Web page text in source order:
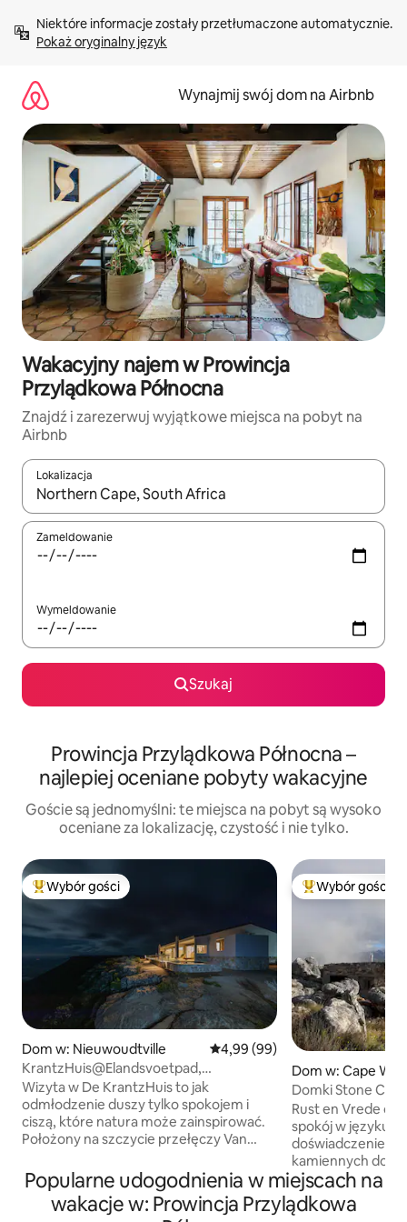
treści Pokaż oryginalny język
Wynajmij swój dom na Airbnb
Wakacyjny najem w Prowincja
Przylądkowa Północna
Znajdź i zarezerwuj wyjątkowe miejsca na pobyt na
Airbnb
Lokalizacja
Gdy wyniki będą dostępne, możesz poruszać się po nich za
Zameldowanie
Wymeldowanie
Szukaj
Prowincja Przylądkowa Północna –
najlepiej oceniane pobyty wakacyjne
Goście są jednomyślni: te miejsca na pobyt są wysoko
oceniane za lokalizację, czystość i nie tylko.
Najpopularniejsze z kategorii Wybór gości
Wybór gości
Dom w: Nieuwoudtville Średnia ocena: 4,99 na 5,
4,99 (99)
KrantzHuis@Elandsvoetpad,
Nieuwoudtville
Wizyta w De KrantzHuis to jak
odmłodzenie duszy tylko spokojem i
ciszą, które natura może zainspirować.
Położony na szczycie przełęczy Van
idealnym miejscem, aby znaleźć spokój.
Wejdź do pięknego salonu na planie
otwartym, z wbudowanym kominkiem
Wybór gości
Dom w: Cape
trict Municipality
Domki Stone
Rust en Vrede
spokój w języku
doświadczenie
kamiennych
siebie o 20
TYLKO jako
korzystanie z basenu
Popularne udogodnienia w miejscach na
wakacje w: Prowincja Przylądkowa